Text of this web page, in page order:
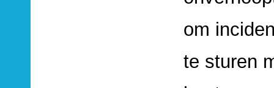
om
te sturen